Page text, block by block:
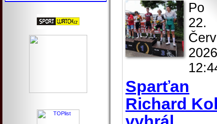
22.
Sparťan
Richard